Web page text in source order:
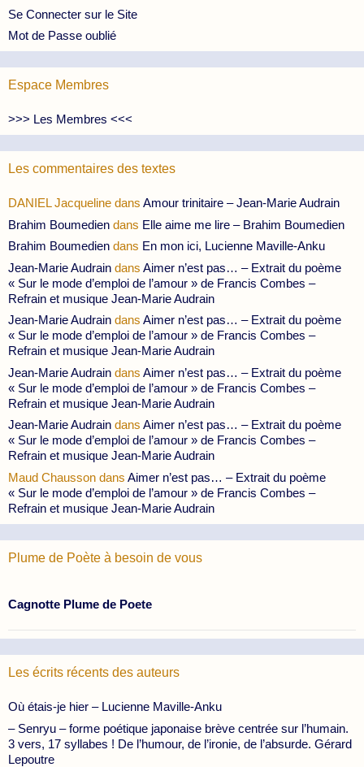
Se Connecter sur le Site
Mot de Passe oublié
Espace Membres
>>> Les Membres <<<
Les commentaires des textes
DANIEL Jacqueline dans Amour trinitaire – Jean-Marie Audrain
Brahim Boumedien dans Elle aime me lire – Brahim Boumedien
Brahim Boumedien dans En mon ici, Lucienne Maville-Anku
Jean-Marie Audrain dans Aimer n’est pas… – Extrait du poème
« Sur le mode d’emploi de l’amour » de Francis Combes –
Refrain et musique Jean-Marie Audrain
Jean-Marie Audrain dans Aimer n’est pas… – Extrait du poème
« Sur le mode d’emploi de l’amour » de Francis Combes –
Refrain et musique Jean-Marie Audrain
Jean-Marie Audrain dans Aimer n’est pas… – Extrait du poème
« Sur le mode d’emploi de l’amour » de Francis Combes –
Refrain et musique Jean-Marie Audrain
Jean-Marie Audrain dans Aimer n’est pas… – Extrait du poème
« Sur le mode d’emploi de l’amour » de Francis Combes –
Refrain et musique Jean-Marie Audrain
Maud Chausson dans Aimer n’est pas… – Extrait du poème
« Sur le mode d’emploi de l’amour » de Francis Combes –
Refrain et musique Jean-Marie Audrain
Plume de Poète à besoin de vous
Cagnotte Plume de Poete
Les écrits récents des auteurs
Où étais-je hier – Lucienne Maville-Anku
– Senryu – forme poétique japonaise brève centrée sur l’humain.
3 vers, 17 syllabes ! De l’humour, de l’ironie, de l’absurde. Gérard
Lepoutre